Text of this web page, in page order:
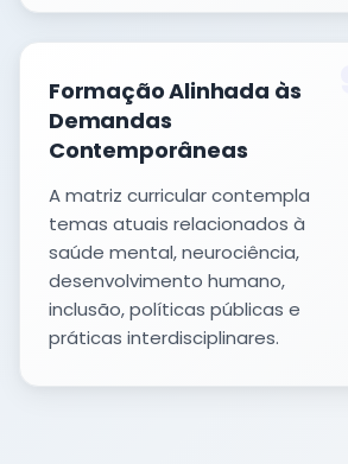
Formação Alinhada às
Demandas
Contemporâneas
A matriz curricular contempla
temas atuais relacionados à
saúde mental, neurociência,
desenvolvimento humano,
inclusão, políticas públicas e
práticas interdisciplinares.